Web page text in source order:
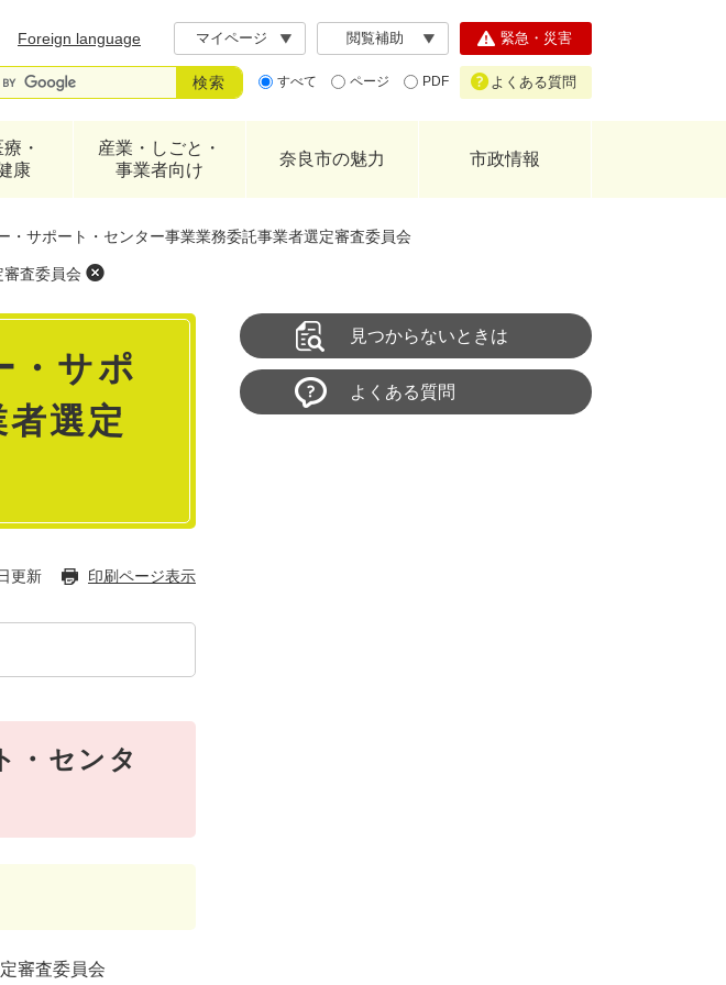
Foreign language マイページ 閲覧補助
すべて ページ PDF
緊急・災害
よくある質問
・
康
産業・しごと・
事業者向け
奈良市の魅力 市政情報
・サポート・センター事業業務委託事業者選定審査委員会
査委員会
・サポ
選定
更新 印刷ページ表示
・センタ
審査委員会
見つからないときは
よくある質問